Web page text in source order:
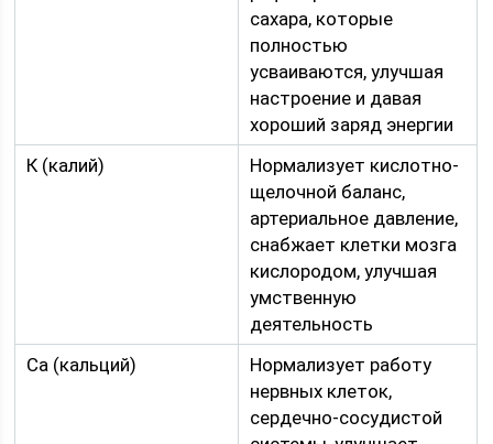
сахара, которые
полностью
усваиваются, улучшая
настроение и давая
хороший заряд энергии
К (калий)
Нормализует кислотно-
щелочной баланс,
артериальное давление,
снабжает клетки мозга
кислородом, улучшая
умственную
деятельность
Са (кальций)
Нормализует работу
нервных клеток,
сердечно-сосудистой